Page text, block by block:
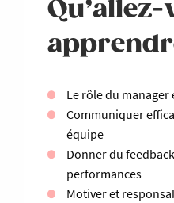
Qu’allez-
Le rôle du manager
Communiquer
équipe
Donner du
performances
Motiver et